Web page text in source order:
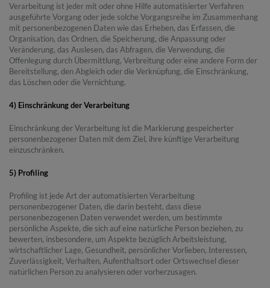
Verarbeitung ist jeder mit oder ohne Hilfe automatisierter Verfahren
ausgeführte Vorgang oder jede solche Vorgangsreihe im Zusammenhang
mit personenbezogenen Daten wie das Erheben, das Erfassen, die
Organisation, das Ordnen, die Speicherung, die Anpassung oder
Veränderung, das Auslesen, das Abfragen, die Verwendung, die
Offenlegung durch Übermittlung, Verbreitung oder eine andere Form der
Bereitstellung, den Abgleich oder die Verknüpfung, die Einschränkung,
das Löschen oder die Vernichtung.
4) Einschränkung der Verarbeitung
Einschränkung der Verarbeitung ist die Markierung gespeicherter
personenbezogener Daten mit dem Ziel, ihre künftige Verarbeitung
einzuschränken.
5) Profiling
Profiling ist jede Art der automatisierten Verarbeitung
personenbezogener Daten, die darin besteht, dass diese
personenbezogenen Daten verwendet werden, um bestimmte
persönliche Aspekte, die sich auf eine natürliche Person beziehen, zu
bewerten, insbesondere, um Aspekte bezüglich Arbeitsleistung,
wirtschaftlicher Lage, Gesundheit, persönlicher Vorlieben, Interessen,
Zuverlässigkeit, Verhalten, Aufenthaltsort oder Ortswechsel dieser
natürlichen Person zu analysieren oder vorherzusagen.